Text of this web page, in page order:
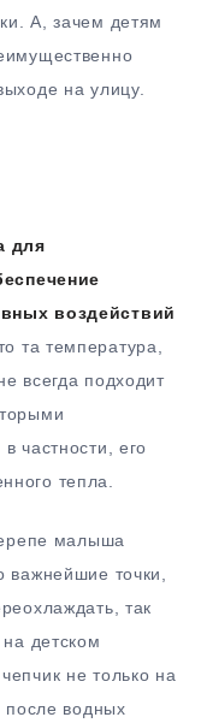
А, зачем детям
на улицу.
для
воздействий
та температура,
всегда подходит
частности, его
тепла.
малыша
важнейшие точки,
так
на детском
не только на
после водных